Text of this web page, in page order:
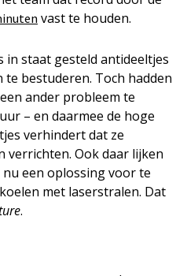
vast te houden.
in staat gesteld antideeltjes
bestuderen. Toch hadden
ander probleem te
– en daarmee de hoge
verhindert dat ze
verrichten. Ook daar lijken
nu een oplossing voor te
met laserstralen. Dat
.